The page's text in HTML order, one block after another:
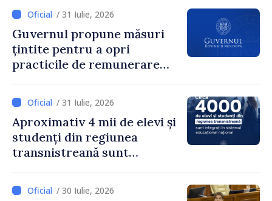
dezvoltar/ 31 Iulie, 2026
Guvernul propune măsuri
țintite pentru a opri
practicile de remunerare
/ 31 Iulie, 2026
Aproximativ 4 mii de elevi și
studenți din regiunea
transnistreană sunt
educațional național
/ 30 Iulie, 2026